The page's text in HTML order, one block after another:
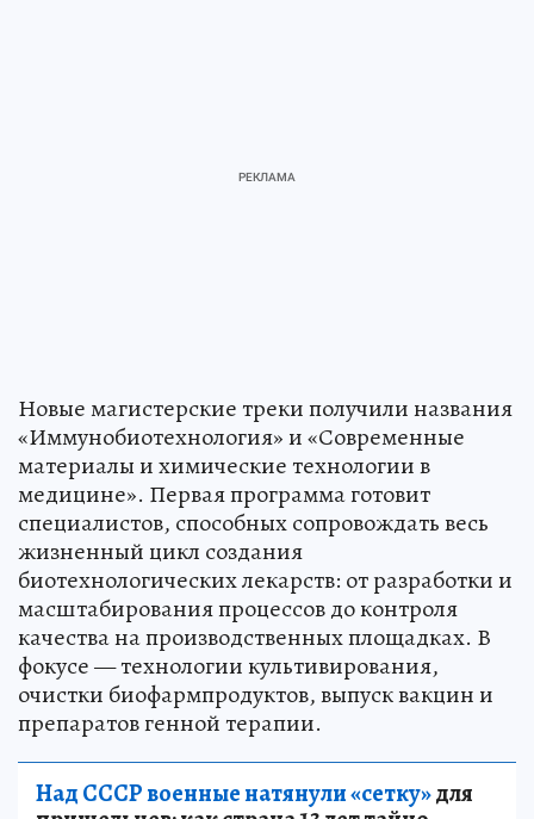
Новые магистерские треки получили названия
«Иммунобиотехнология» и «Современные
материалы и химические технологии в
медицине». Первая программа готовит
специалистов, способных сопровождать весь
жизненный цикл создания
биотехнологических лекарств: от разработки и
масштабирования процессов до контроля
качества на производственных площадках. В
фокусе — технологии культивирования,
очистки биофармпродуктов, выпуск вакцин и
препаратов генной терапии.
Над СССР военные натянули «сетку»для